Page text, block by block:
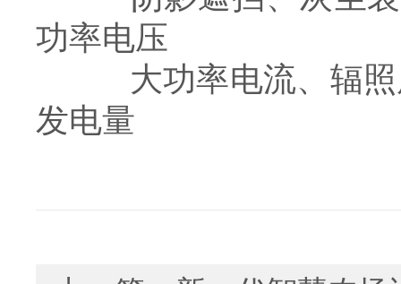
功率电压
⼤功率电流、辐照
发电量